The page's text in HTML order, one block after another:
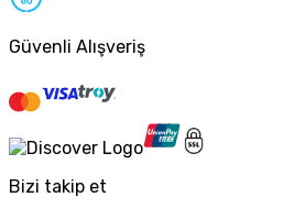
Güvenli Alışveriş
Bizi takip et